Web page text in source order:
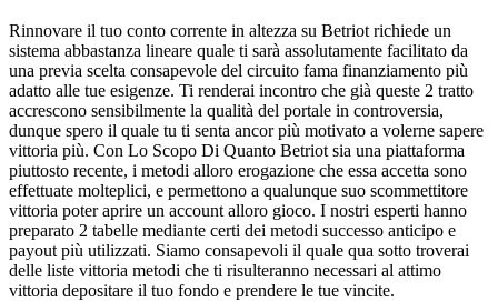
Rinnovare il tuo conto corrente in altezza su Betriot richiede un
sistema abbastanza lineare quale ti sarà assolutamente facilitato da
una previa scelta consapevole del circuito fama finanziamento più
adatto alle tue esigenze. Ti renderai incontro che già queste 2 tratto
accrescono sensibilmente la qualità del portale in controversia,
dunque spero il quale tu ti senta ancor più motivato a volerne sapere
vittoria più. Con Lo Scopo Di Quanto Betriot sia una piattaforma
piuttosto recente, i metodi alloro erogazione che essa accetta sono
effettuate molteplici, e permettono a qualunque suo scommettitore
vittoria poter aprire un account alloro gioco. I nostri esperti hanno
preparato 2 tabelle mediante certi dei metodi successo anticipo e
payout più utilizzati. Siamo consapevoli il quale qua sotto troverai
delle liste vittoria metodi che ti risulteranno necessari al attimo
vittoria depositare il tuo fondo e prendere le tue vincite.